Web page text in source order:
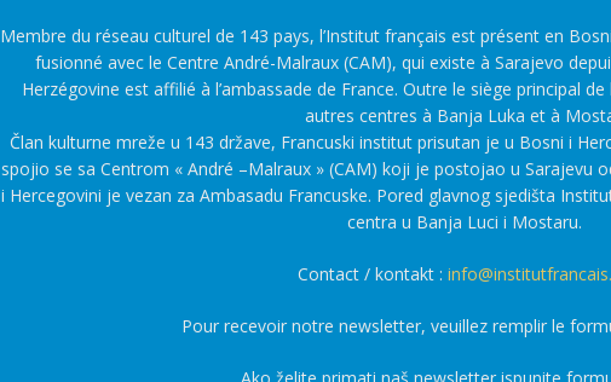
Membre du réseau culturel de 143 pays, l’Institut français est présent en
fusionné avec le Centre André-Malraux (CAM), qui existe à Sarajevo
Herzégovine est affilié à l’ambassade de France. Outre le siège principal
autres centres à Banja Luka et à
Član kulturne mreže u 143 države, Francuski institut prisutan je u Bosni i
spojio se sa Centrom « André –Malraux » (CAM) koji je postojao u Sarajevu
i Hercegovini je vezan za Ambasadu Francuske. Pored glavnog sjedišta
centra u Banja Luci i Mostaru.
Contact / kontakt :
Pour recevoir notre newsletter, veuillez remplir le
Ako želite primati naš newsletter ispunite